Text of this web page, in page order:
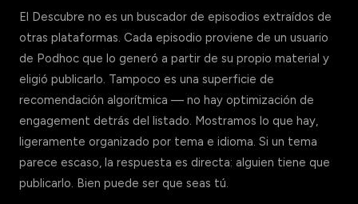
El Descubre no es un buscador de episodios extraídos de
otras plataformas. Cada episodio proviene de un usuario
de Podhoc que lo generó a partir de su propio material y
eligió publicarlo. Tampoco es una superficie de
recomendación algorítmica — no hay optimización de
engagement detrás del listado. Mostramos lo que hay,
ligeramente organizado por tema e idioma. Si un tema
parece escaso, la respuesta es directa: alguien tiene que
publicarlo. Bien puede ser que seas tú.